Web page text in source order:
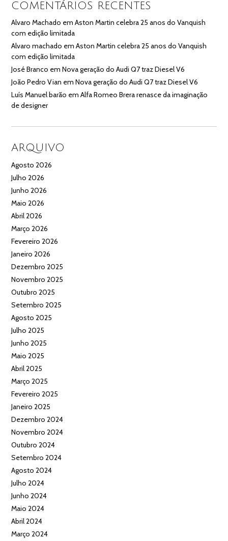
COMENTÁRIOS RECENTES
Alvaro Machado emAston Martin celebra 25 anos do Vanquish
com edição limitada
Alvaro machado emAston Martin celebra 25 anos do Vanquish
com edição limitada
José Branco emNova geração do Audi Q7 traz Diesel V6
João Pedro Vian emNova geração do Audi Q7 traz Diesel V6
Luís Manuel barão emAlfa Romeo Brera renasce da imaginação
de designer
ARQUIVO
Agosto 2026
Julho 2026
Junho 2026
Maio 2026
Abril 2026
Março 2026
Fevereiro 2026
Janeiro 2026
Dezembro 2025
Novembro 2025
Outubro 2025
Setembro 2025
Agosto 2025
Julho 2025
Junho 2025
Maio 2025
Abril 2025
Março 2025
Fevereiro 2025
Janeiro 2025
Dezembro 2024
Novembro 2024
Outubro 2024
Setembro 2024
Agosto 2024
Julho 2024
Junho 2024
Maio 2024
Abril 2024
Março 2024